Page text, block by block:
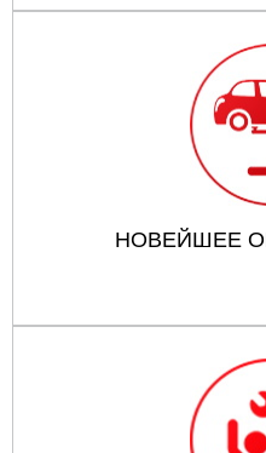
НОВЕЙШЕЕ